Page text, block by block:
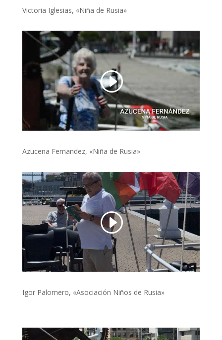
Victoria Iglesias, «Niña de Rusia»
Azucena Fernandez, «Niña de Rusia»
Igor Palomero, «Asociación Niños de Rusia»